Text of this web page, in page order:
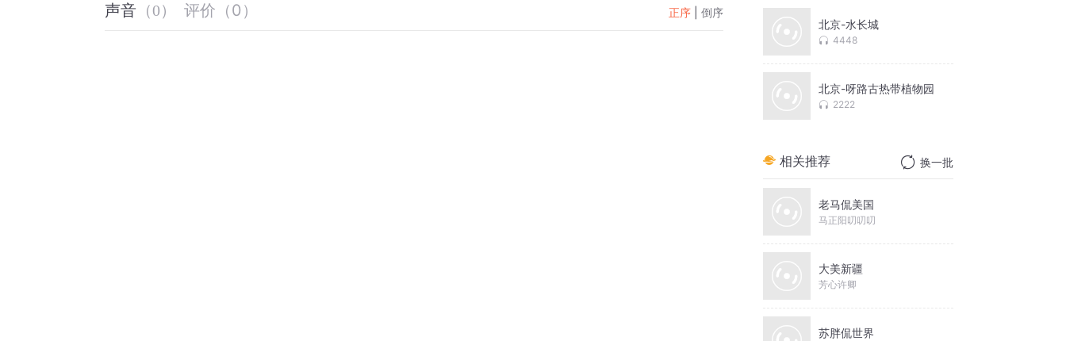
声音 （0） 评价 （0 ） 正序 倒序
北京-水长城
4448
北京-呀路古热带植物园
2222
相关推荐 换一批
老马侃美国
马正阳叨叨叨
大美新疆
芳心许卿
苏胖侃世界